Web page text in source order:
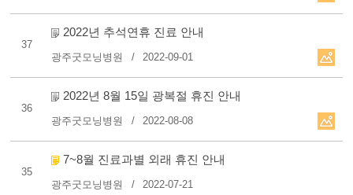
37
2022년 추석연휴 진료 안내
광주굿모닝병원 2022-09-01
36
2022년 8월 15일 광복절 휴진 안내
광주굿모닝병원 2022-08-08
35
7~8월 진료과별 외래 휴진 안내
광주굿모닝병원 2022-07-21